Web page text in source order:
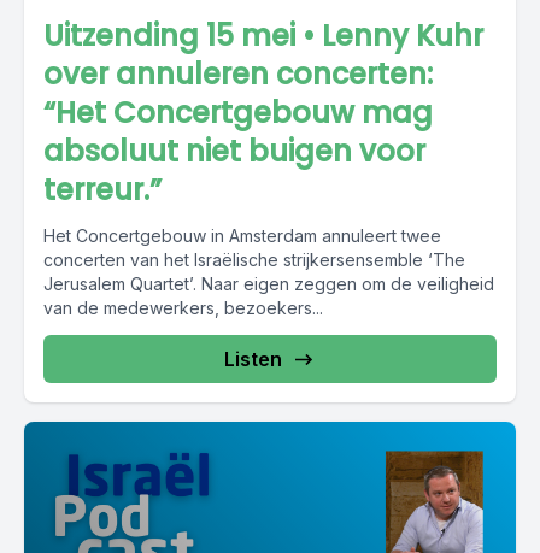
Uitzending 15 mei • Lenny Kuhr
over annuleren concerten:
“Het Concertgebouw mag
absoluut niet buigen voor
terreur.”
Het Concertgebouw in Amsterdam annuleert twee
concerten van het Israëlische strijkersensemble ‘The
Jerusalem Quartet’. Naar eigen zeggen om de veiligheid
van de medewerkers, bezoekers...
Listen